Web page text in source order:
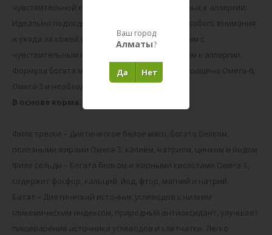
чувствительной кожей и шерстью или склонных к аллергии.
Идеально подходит питомцам, требующим особого внимания
и ухода за кожей и шерстью, а также питомцам с
чувствительным пищеварением или склонным к аллергии.
Формула богата мясом океанических рыб, насыщена Омега-6,
Омега-3 и необходимыми аминокислотами.
В основе корма:
Филе трески – Диетическое белое мясо, богато белком,
полезными жирами Омега-3, калием, натрием, цинком и йодом.
Филе сельди – Богата белком и жирными кислотами Омега 3,
содержит фосфор, кальций, йод, фтор, магний и натрий.
Батат – Диетический источник углеводов с низким
гликемическим индексом, природный антиоксидант, улучшает
пищеварение источника углеводов и клетчатки. Легко
Ваш город
Алматы?
Нет
Да